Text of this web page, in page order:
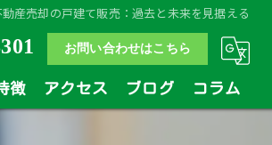
産売却の戸建て販売：過去と未来を見据える
お問い合わせはこちら
徴 アクセス ブログ コラム